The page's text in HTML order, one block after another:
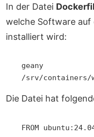
In der Datei
welche Software
installiert wird:
geany
/srv/containers/
Die Datei hat
FROM